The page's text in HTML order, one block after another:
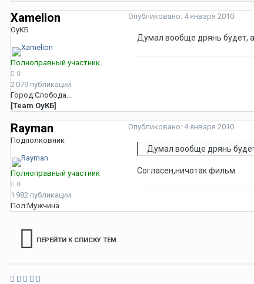
Xamelion
ОуКБ
Полноправный участник
0
2 079 публикаций
Город:Слобода...
[Team ОуКБ]
Опубликовано: 4 января 2010
Думал вообще дрянь будет,
Rayman
Подполковник
Полноправный участник
0
1 982 публикации
Пол:Мужчина
Опубликовано: 4 января 2010
Думал вообще дрянь
Cогласен,ничотак фильм
ПЕРЕЙТИ К СПИСКУ ТЕМ